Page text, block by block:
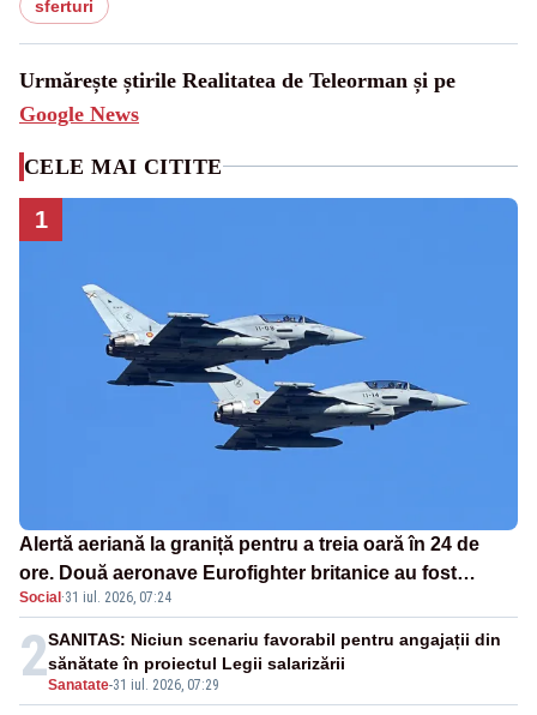
sferturi
Urmărește știrile Realitatea de Teleorman și pe
Google News
CELE MAI CITITE
1
Alertă aeriană la graniță pentru a treia oară în 24 de
ore. Două aeronave Eurofighter britanice au fost
ridicate de la sol
Social ·31 iul. 2026, 07:24
2Sanatate-31 iul. 2026, 07:29
SANITAS: Niciun scenariu favorabil pentru angajații din
sănătate în proiectul Legii salarizării